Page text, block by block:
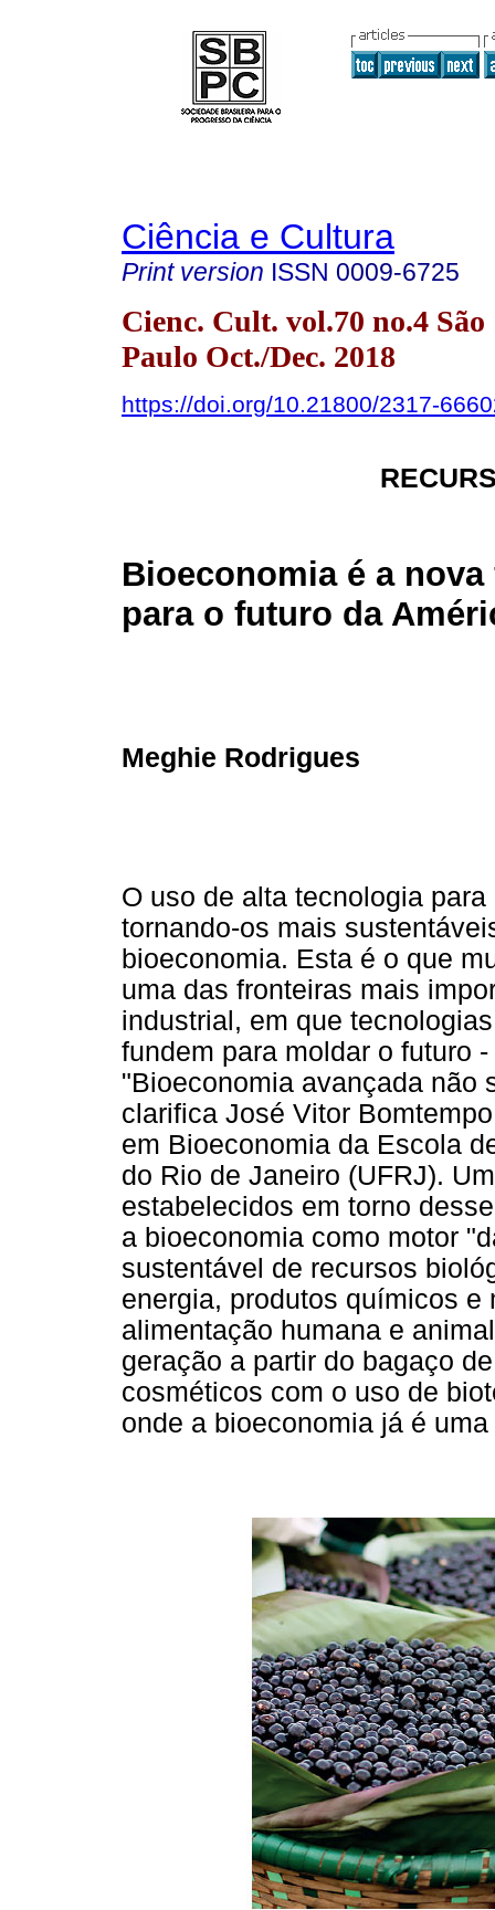
Ciência e Cultura
Print version ISSN 0009-6725
Cienc. Cult. vol.70 no.4 São
Paulo Oct./Dec. 2018
https://doi.org/10.21800/2317-
Bioeconomia é a
para o futuro da
Meghie Rodrigues
O uso de alta tecnologia
tornando-os mais
bioeconomia. Esta é o que
uma das fronteiras mais
industrial, em que
fundem para moldar o futuro
"Bioeconomia avançada não
clarifica José Vitor
em Bioeconomia da Escola
do Rio de Janeiro (UFRJ).
estabelecidos em torno
a bioeconomia como motor
sustentável de recursos
energia, produtos químicos
alimentação humana e
geração a partir do bagaço
cosméticos com o uso de
onde a bioeconomia já é